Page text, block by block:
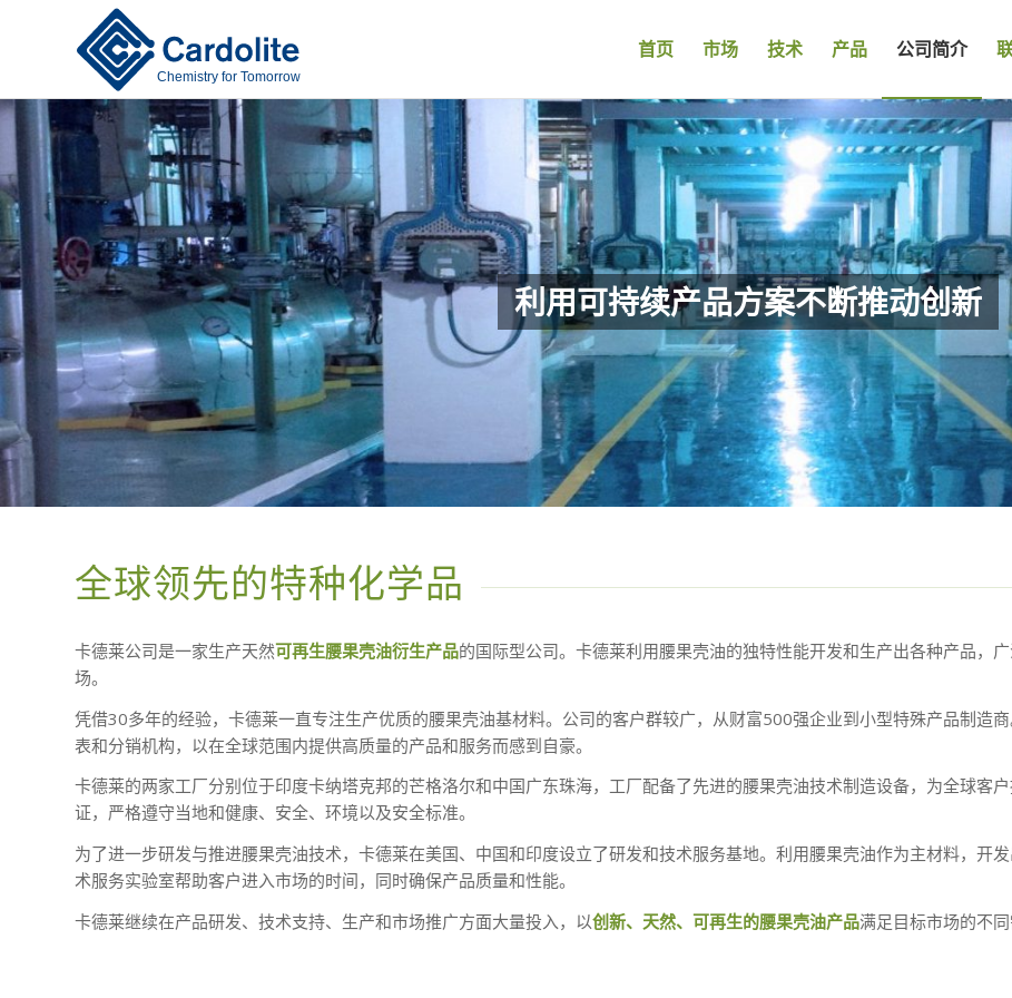
首页 市场 技术 产品 公司简介
利用可持续产品方案不断推动创新
全球领先的特种化学品
卡德莱公司是一家生产天然可再生腰果壳油衍生产品的国际型公司。卡德莱利用腰果壳油的独特性能开发和生产出各种产品，
场。
凭借30多年的经验，卡德莱一直专注生产优质的腰果壳油基材料。公司的客户群较广，从财富500强企业到小型特殊产品制造
表和分销机构，以在全球范围内提供高质量的产品和服务而感到自豪。
卡德莱的两家工厂分别位于印度卡纳塔克邦的芒格洛尔和中国广东珠海，工厂配备了先进的腰果壳油技术制造设备，为全球客
证，严格遵守当地和健康、安全、环境以及安全标准。
为了进一步研发与推进腰果壳油技术，卡德莱在美国、中国和印度设立了研发和技术服务基地。利用腰果壳油作为主材料，开
术服务实验室帮助客户进入市场的时间，同时确保产品质量和性能。
卡德莱继续在产品研发、技术支持、生产和市场推广方面大量投入，以创新、天然、可再生的腰果壳油产品满足目标市场的不同